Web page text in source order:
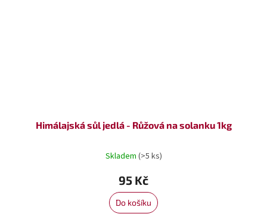
Himálajská sůl jedlá - Růžová na solanku 1kg
Skladem (>5 ks)
95 Kč
Do košíku